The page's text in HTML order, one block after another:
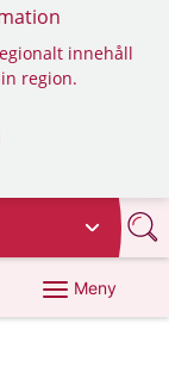
innehåll
region.
Meny